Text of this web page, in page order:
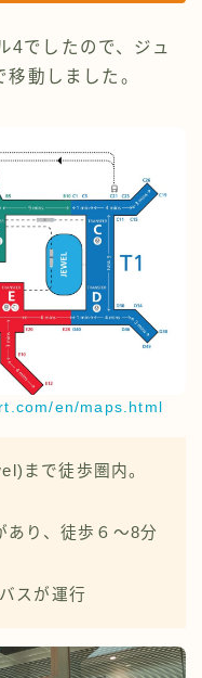
4でしたので、ジュ
動しました。
en/maps.html
まで徒歩圏内。
あり、徒歩６〜8分
スが運行